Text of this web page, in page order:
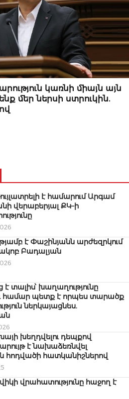
կառնի միայն այն
մեր ներսի ստրուկին.
է համարում Արգամ
վերաբերյալ ՔԿ–ի
է Փաշինյանն արժեզրկում
Բադալյան
է տալիս՝ խաղաղությունը
համար պետք է որպես տարածք
ներկայացնես.
խեղդվելու դեպքով
է նախաձեռնվել
հոդվածի հատկանիշներով
վրահատությունը հաջող է